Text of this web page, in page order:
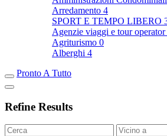
Arredamento 4
SPORT E TEMPO LIBERO
Agenzie viaggi e tour operator
Agriturismo 0
Alberghi 4
Pronto A Tutto
Refine Results